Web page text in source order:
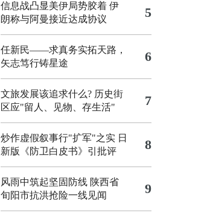
信息战凸显美伊局势胶着 伊
朗称与阿曼接近达成协议
5
任新民——求真务实拓天路，
矢志笃行铸星途
6
文旅发展该追求什么? 历史街
区应"留人、见物、存生活"
7
炒作虚假叙事行"扩军"之实 日
新版《防卫白皮书》引批评
8
风雨中筑起坚固防线 陕西省
旬阳市抗洪抢险一线见闻
9